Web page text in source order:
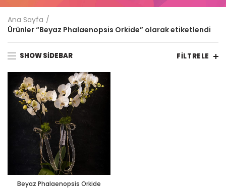
Ana Sayfa
Ürünler “Beyaz Phalaenopsis Orkide” olarak etiketlendi
SHOW SIDEBAR FILTRELE
Beyaz Phalaenopsis Orkide